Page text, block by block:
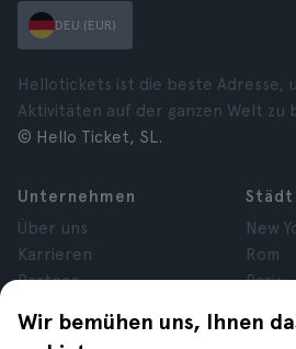
Wir bemühen uns, Ihnen
DEU (EUR)
Hellotickets ist die beste Adresse,
Aktivitäten auf der ganzen Welt zu
© Hello Ticket, SL.
Unternehmen
Über uns
Karrieren
Partner
Datenschutz
New
Rom
Paris